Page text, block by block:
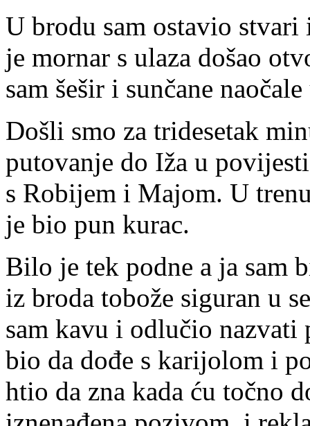
U brodu sam ostavio stvari
je mornar s ulaza došao
sam šešir i sunčane
Došli smo za tridesetak
putovanje do Iža u
s Robijem i Majom. U
je bio pun kurac.
Bilo je tek podne a ja sam
iz broda tobože siguran u
sam kavu i odlučio
bio da dođe s karijolom i
htio da zna kada ću točno